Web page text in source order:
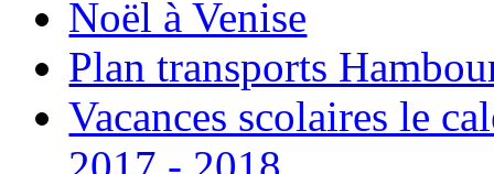
Noël à Venise
Plan transports
Vacances scolaires le